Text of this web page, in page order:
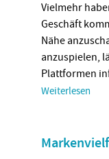
Vielmehr
Geschäft
Nähe
anzuspielen,
Plattformen
Weiterlesen